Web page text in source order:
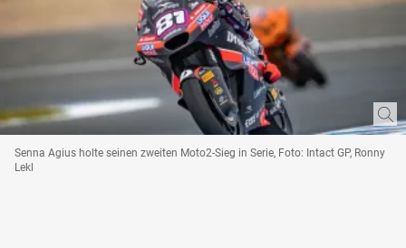
Senna Agius holte seinen zweiten Moto2-Sieg in Serie, Foto: Intact GP, Ronny
Lekl